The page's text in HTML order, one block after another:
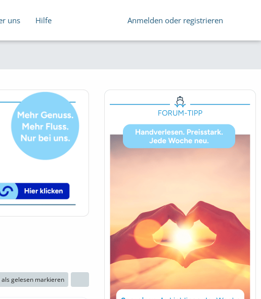
uns Hilfe Anmelden oder registrieren
als gelesen markieren